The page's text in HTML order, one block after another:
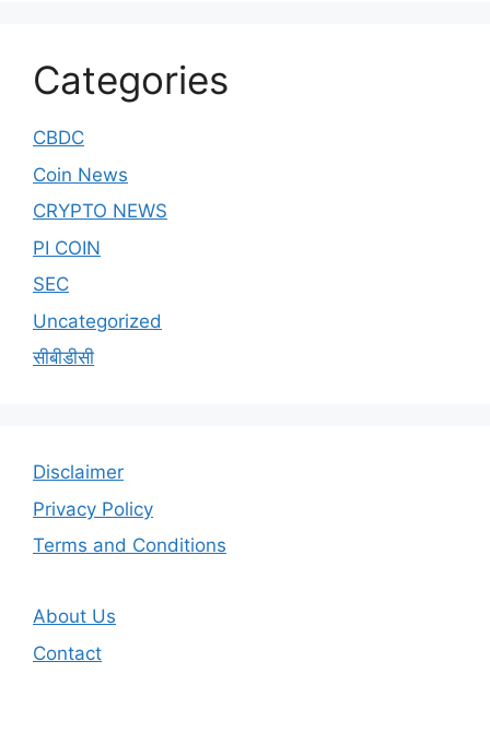
Categories
CBDC
Coin News
CRYPTO NEWS
PI COIN
SEC
Uncategorized
सीबीडीसी
Disclaimer
Privacy Policy
Terms and Conditions
About Us
Contact